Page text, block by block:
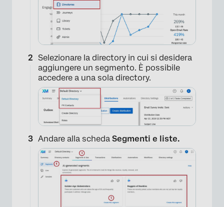
Selezionare la directory in cui si desidera
aggiungere un segmento. È possibile
accedere a una sola directory.
Andare alla scheda Segmenti e liste.